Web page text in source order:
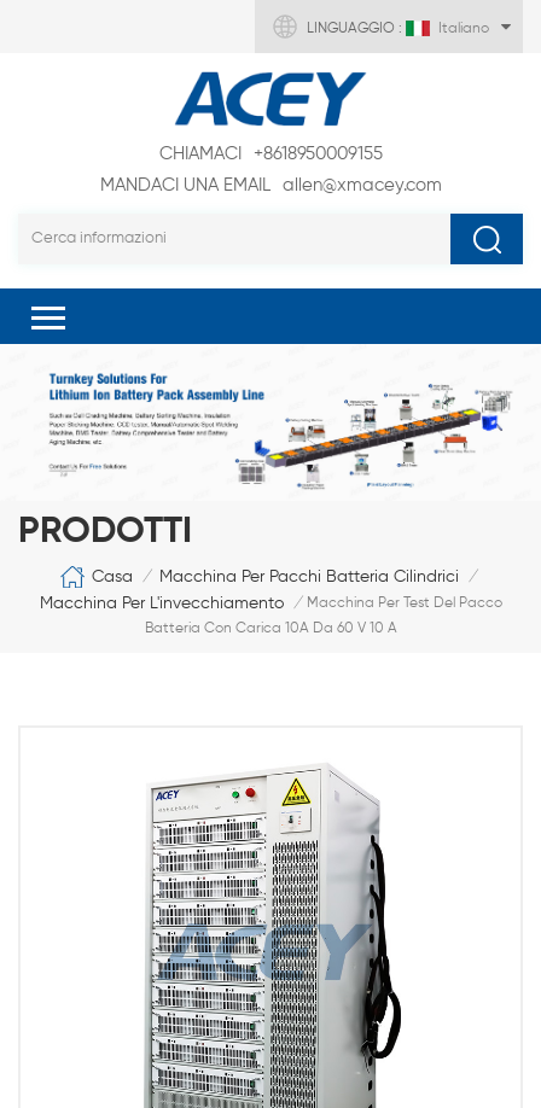
LINGUAGGIO : Italiano
CHIAMACI
+8618950009155
MANDACI UNA EMAIL
allen@xmacey.com
PRODOTTI
Casa / Macchina Per Pacchi Batteria Cilindrici /
Macchina Per L'invecchiamento / Macchina Per Test Del Pacco
Batteria Con Carica 10A Da 60 V 10 A